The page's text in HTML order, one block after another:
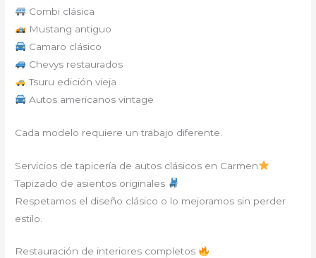
Combi clásica
Mustang antiguo
Camaro clásico
Chevys restaurados
Tsuru edición vieja
Autos americanos vintage
Cada modelo requiere un trabajo diferente.
Servicios de tapicería de autos clásicos en Carmen
Tapizado de asientos originales
Respetamos el diseño clásico o lo mejoramos sin perder
estilo.
Restauración de interiores completos